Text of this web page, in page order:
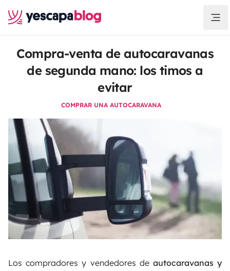
Compra-venta de autocaravanas
de segunda mano: los timos a
evitar
COMPRAR UNA AUTOCARAVANA
Los compradores y vendedores de autocaravanas y